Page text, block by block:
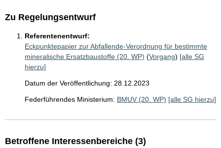
Zu Regelungsentwurf
Referentenentwurf:
Eckpunktepapier zur Abfallende-Verordnung für bestimmte
mineralische Ersatzbaustoffe (20. WP) (Vorgang) [alle SG
hierzu]
Datum der Veröffentlichung: 28.12.2023
Federführendes Ministerium: BMUV (20. WP) [alle SG hierzu]
Betroffene Interessenbereiche (3)